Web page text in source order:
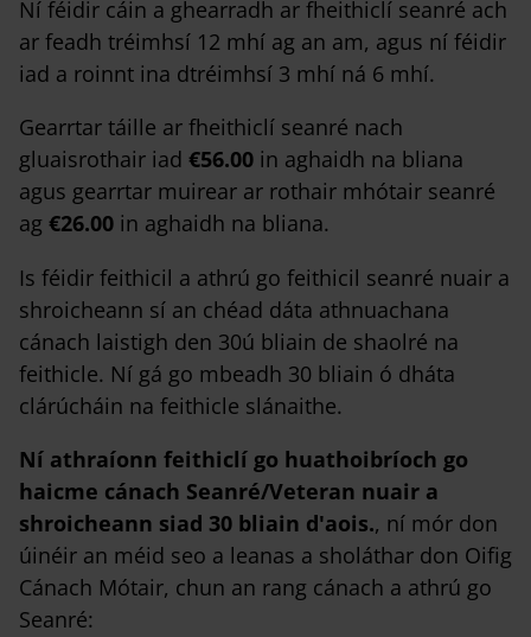
Ní féidir cáin a ghearradh ar fheithiclí seanré ach
ar feadh tréimhsí 12 mhí ag an am, agus ní féidir
iad a roinnt ina dtréimhsí 3 mhí ná 6 mhí.
Gearrtar táille ar fheithiclí seanré nach
gluaisrothair iad €56.00 in aghaidh na bliana
agus gearrtar muirear ar rothair mhótair seanré
ag €26.00 in aghaidh na bliana.
Is féidir feithicil a athrú go feithicil seanré nuair a
shroicheann sí an chéad dáta athnuachana
cánach laistigh den 30ú bliain de shaolré na
feithicle. Ní gá go mbeadh 30 bliain ó dháta
clárúcháin na feithicle slánaithe.
Ní athraíonn feithiclí go huathoibríoch go
haicme cánach Seanré/Veteran nuair a
shroicheann siad 30 bliain d'aois., ní mór don
úinéir an méid seo a leanas a sholáthar don Oifig
Cánach Mótair, chun an rang cánach a athrú go
Seanré: